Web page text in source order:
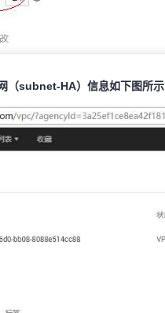
（subnet-HA）信息如下图所示